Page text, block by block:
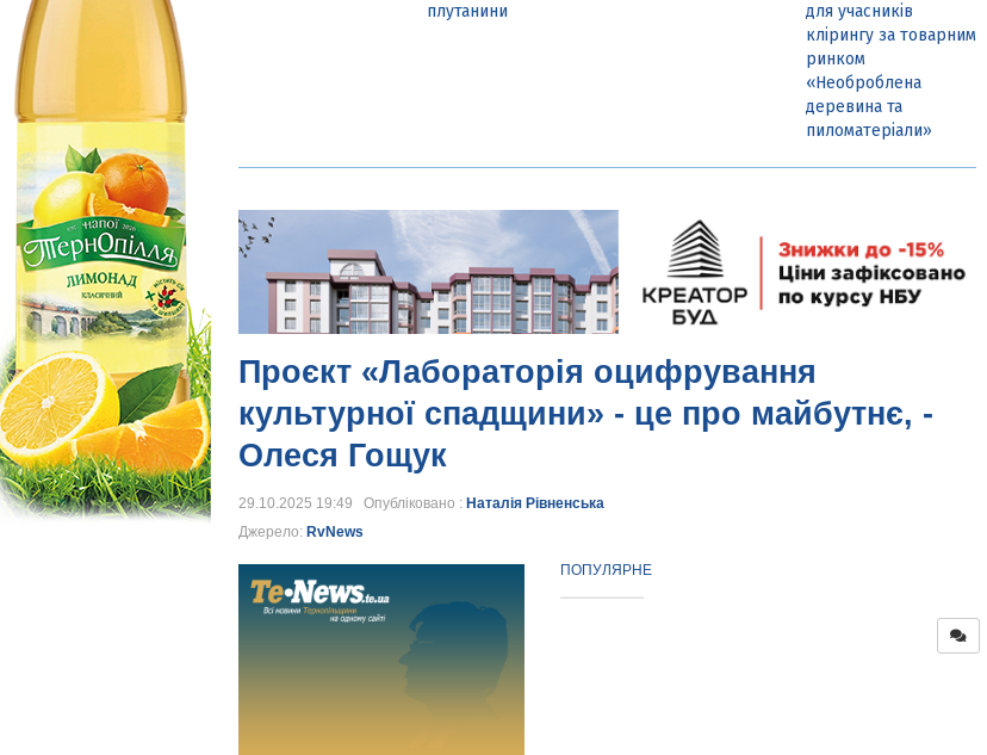
плутанини
для учасників
клірингу за товарним
ринком
«Необроблена
деревина та
пиломатеріали»
Проєкт «Лабораторія оцифрування
культурної спадщини» - це про майбутнє, -
Олеся Гощук
29.10.2025 19:49 Опубліковано : Наталія Рівненська
Джерело: RvNews
ПОПУЛЯРНЕ